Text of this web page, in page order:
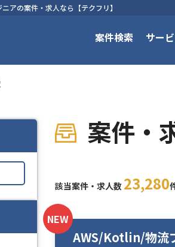
アの案件・求人なら【テクフリ】
案件検索 サー
案件・
該当案件・求人数 23,280
NEW
AWS/Kotlin/物流